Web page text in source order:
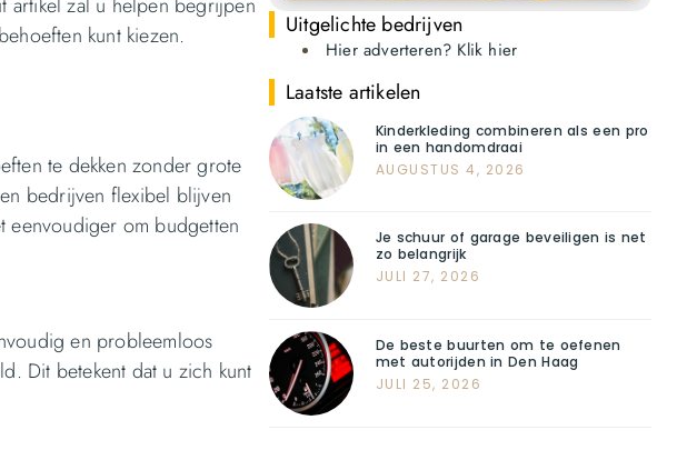
kunt kiezen.
te dekken zonder grote
bedrijven flexibel blijven
eenvoudiger om budgetten
en probleemloos
Dit betekent dat u zich kunt
Uitgelichte bedrijven
Hier adverteren? Klik hier
Laatste artikelen
Kinderkleding combineren als een pro
in een handomdraai
AUGUSTUS 4, 2026
Je schuur of garage beveiligen is net
zo belangrijk
JULI 27, 2026
De beste buurten om te oefenen
met autorijden in Den Haag
JULI 25, 2026